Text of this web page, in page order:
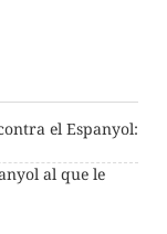
el Espanyol:
al que le